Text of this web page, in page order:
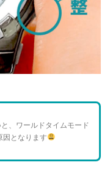
、ワールドタイムモード
因となります